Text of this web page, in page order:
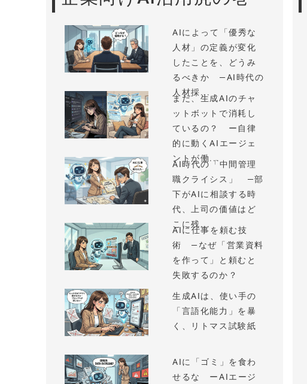
AIによって「優秀な
人材」の定義が変化
したことを、どうみ
るべきか —AI時代の
人材採...
まだ、生成AIのチャ
ットボットで消耗し
ているの？ ー自律
的に動くAIエージェ
ントが働...
AI時代の「中間管理
職クライシス」 —部
下がAIに相談する時
代、上司の価値はど
こに残...
AIに仕事を頼む技
術 —なぜ「営業資料
を作って」と頼むと
失敗するのか？
生成AIは、使い手の
「言語化能力」を暴
く、リトマス試験紙
AIに「ゴミ」を食わ
せるな ーAIエージ